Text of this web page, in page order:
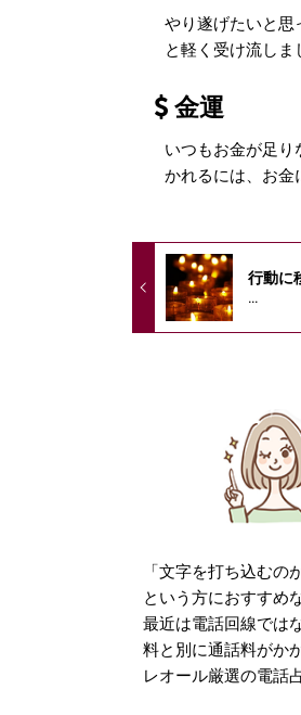
やり遂げたいと思
と軽く受け流し
金運
いつもお金が足
かれるには、お
行動に
...
「文字を打ち込む
という方におすすめ
最近は電話回線では
料と別に通話料がか
レオール厳選の電話